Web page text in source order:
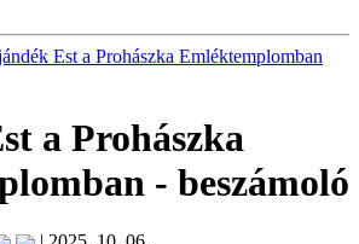
Est a Prohászka Emléktemplomban
a Prohászka
- beszámoló